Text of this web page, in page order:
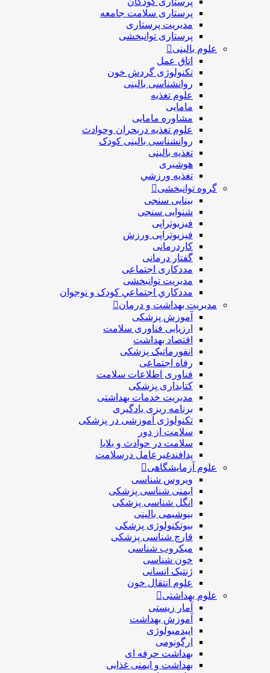
پرستاری سلامت جامعه
مدیریت پرستاری
پرستاری توانبخشی
علوم بالینی
اتاق عمل
تکنولوژی گردش خون
روانشناسی بالینی
علوم تغذیه
مامایی
مشاوره مامایی
علوم تغذیه دربحران وحوادث
روانشناسی بالینی کودک
تغذیه بالینی
هوشبری
تغذيه ورزشي
گروه توانبخشی
بینایی سنجی
شنوایی سنجی
فیزیوتراپی
فیزیوتراپی ورزش
کاردرمانی
گفتار درمانی
مددکاری اجتماعی
مديريت توانبخشی
مددکاري اجتماعي کودک و نوجوان
مدیریت بهداشت و درمان
آموزش پزشکی
ارزیابی فناوری سلامت
اقتصاد بهداشت
انفورماتیک پزشکی
رفاه اجتماعی
فناوری اطلاعات سلامت
کتابداری پزشکی
مديريت خدمات بهداشتی
برنامه ریزی یادگیری
تکنولوژی آموزشی در پزشکی
سلامت از دور
سلامت در حوادث و بلایا
پدافندغیرعامل درسلامت
علوم آزمایشگاهی
ویروس شناسی
ایمنی شناسی پزشكی
انگل شناسی پزشکی
بیوشیمی بالینی
بیوتکنولوژی پزشکی
قارچ شناسی پزشکی
ميكروب شناسی
خون شناسی
ژنتیک انسانی
علوم انتقال خون
علوم بهداشتی
آمار زیستی
آموزش بهداشت
اپیدمیولوژی
ارگونومی
بهداشت حرفه ای
بهداشت و ایمنی غذایی